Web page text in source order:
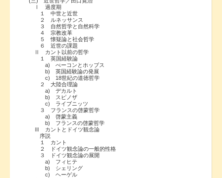
Ⅰ 過度期
１ 中世と近世
２ ルネッサンス
３ 自然哲学と自然科学
４ 宗教改革
５ 懐疑論と社会哲学
６ 近世の課題
Ⅱ カント以前の哲学
１ 英国経験論
a) べーコンとホッブス
b) 英国経験論の発展
c) 18世紀の道徳哲学
２ 大陸合理論
a) デカルト
b) スピノザ
c) ライブニッツ
３ フランスの啓蒙哲学
a) 啓蒙主義
b) フランスの啓蒙哲学
Ⅲ カントとドイツ観念論
序説
１ カント
２ ドイツ観念論の一般的性格
３ ドイツ観念論の展開
a) フィヒテ
b) シェリング
c) ヘーゲル